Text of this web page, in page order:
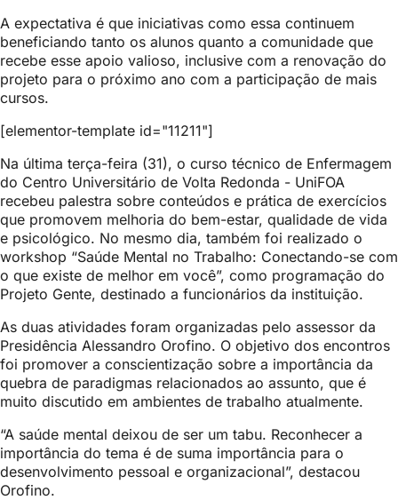
A expectativa é que iniciativas como essa continuem
beneficiando tanto os alunos quanto a comunidade que
recebe esse apoio valioso, inclusive com a renovação do
projeto para o próximo ano com a participação de mais
cursos.
[elementor-template id="11211"]
Na última terça-feira (31), o curso técnico de Enfermagem
do Centro Universitário de Volta Redonda - UniFOA
recebeu palestra sobre conteúdos e prática de exercícios
que promovem melhoria do bem-estar, qualidade de vida
e psicológico. No mesmo dia, também foi realizado o
workshop “Saúde Mental no Trabalho: Conectando-se com
o que existe de melhor em você”, como programação do
Projeto Gente, destinado a funcionários da instituição.
As duas atividades foram organizadas pelo assessor da
Presidência Alessandro Orofino. O objetivo dos encontros
foi promover a conscientização sobre a importância da
quebra de paradigmas relacionados ao assunto, que é
muito discutido em ambientes de trabalho atualmente.
“A saúde mental deixou de ser um tabu. Reconhecer a
importância do tema é de suma importância para o
desenvolvimento pessoal e organizacional”, destacou
Orofino.